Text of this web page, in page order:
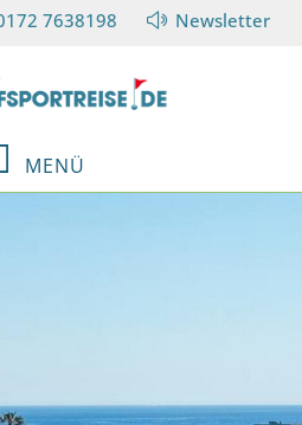
7638198 Newsletter
MENÜ